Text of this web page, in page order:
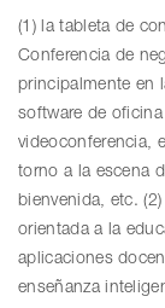
(1) la tableta de
Conferencia de
principalmente en
software de
videoconferencia,
torno a la escena
bienvenida, etc.
orientada a la
aplicaciones
enseñanza